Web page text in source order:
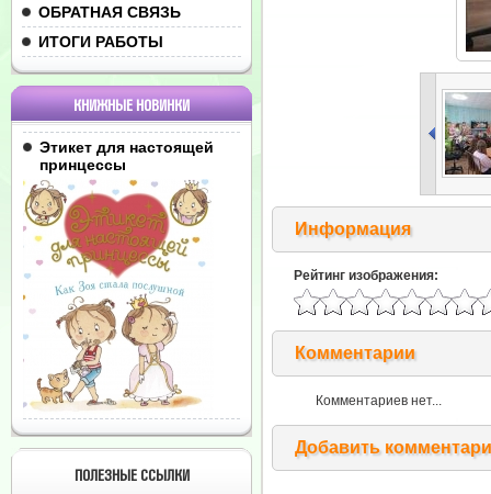
ОБРАТНАЯ СВЯЗЬ
ИТОГИ РАБОТЫ
КНИЖНЫЕ НОВИНКИ
Этикет для настоящей
принцессы
ПОЛЕЗНЫЕ ССЫЛКИ
Информация
Рейтинг изображения:
Комментарии
Комментариев нет...
Добавить